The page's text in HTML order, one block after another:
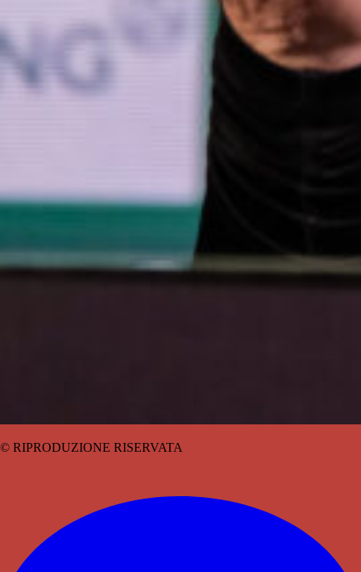
© RIPRODUZIONE RISERVATA